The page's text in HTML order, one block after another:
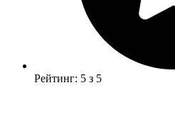
Рейтинг: 5 з 5